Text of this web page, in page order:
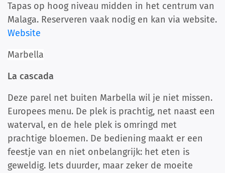
Tapas op hoog niveau midden in het centrum van
Malaga. Reserveren vaak nodig en kan via website.
Website
Marbella
La cascada
Deze parel net buiten Marbella wil je niet missen.
Europees menu. De plek is prachtig, net naast een
waterval, en de hele plek is omringd met
prachtige bloemen. De bediening maakt er een
feestje van en niet onbelangrijk: het eten is
geweldig. Iets duurder, maar zeker de moeite